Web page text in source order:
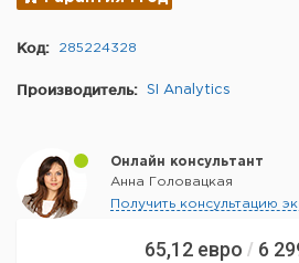
65,12 евро / 6
Код: 285224328
Производитель: SI Analytics
Онлайн консультант
Анна Головацкая
Получить консультацию